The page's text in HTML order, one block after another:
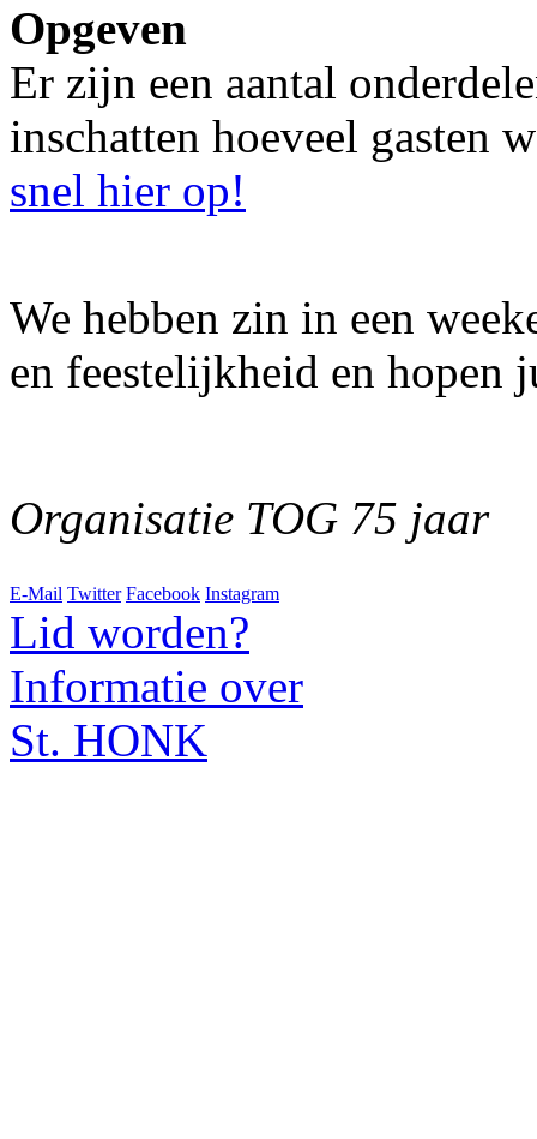
Opgeven
Er zijn een aantal
inschatten hoeveel gasten
snel hier op!
We hebben zin in een
en feestelijkheid en
Organisatie TOG 75 jaar
E-Mail Twitter Facebook Instagram
Lid worden?
Informatie over
St. HONK